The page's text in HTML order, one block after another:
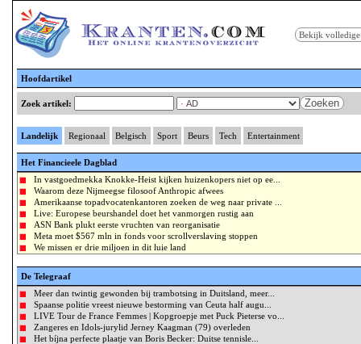
Bekijk volledige
Hoofdartikel
Zoek artikel: Zoeken
Landelijk Regionaal Belgisch Sport Beurs Tech Entertainment
Het Financieele Dagblad
In vastgoedmekka Knokke-Heist kijken huizenkopers niet op ee...
Waarom deze Nijmeegse filosoof Anthropic afwees
Amerikaanse topadvocatenkantoren zoeken de weg naar private ...
Live: Europese beurshandel doet het vanmorgen rustig aan
ASN Bank plukt eerste vruchten van reorganisatie
Meta moet $567 mln in fonds voor scrollverslaving stoppen
We missen er drie miljoen in dit luie land
De Telegraaf
Meer dan twintig gewonden bij trambotsing in Duitsland, meer...
Spaanse politie vreest nieuwe bestorming van Ceuta half augu...
LIVE Tour de France Femmes | Kopgroepje met Puck Pieterse vo...
Zangeres en Idols-jurylid Jerney Kaagman (79) overleden
Het bíjna perfecte plaatje van Boris Becker: Duitse tennisle...